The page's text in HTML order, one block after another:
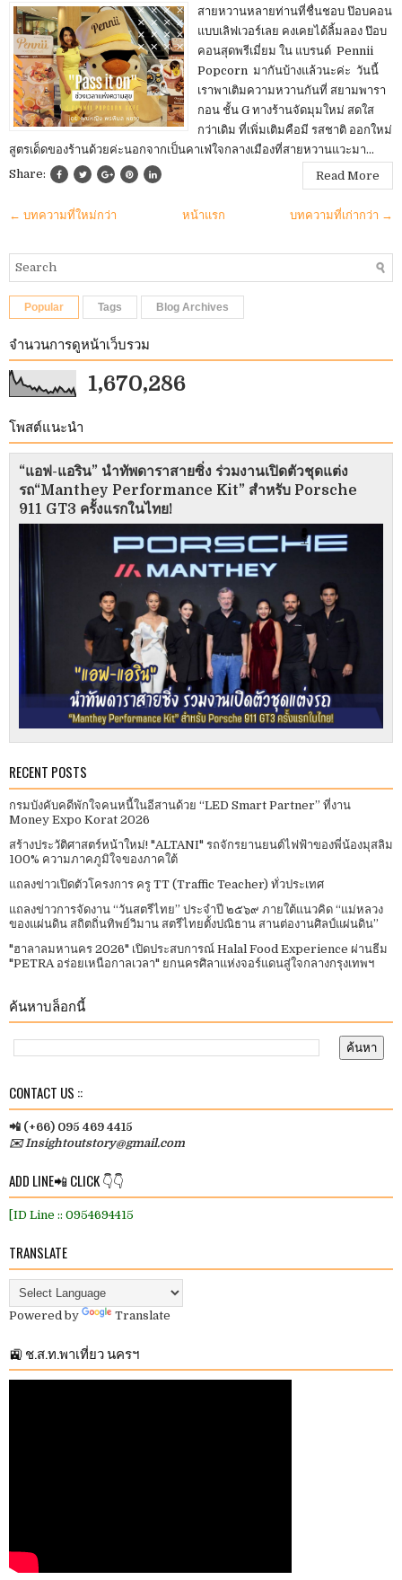
สายหวานหลายท่านที่ชื่นชอบ ป๊อบคอน
แบบเลิฟเวอร์เลย คงเคยได้ลิ้มลอง ป๊อบ
คอนสุดพรีเมี่ยม ใน แบรนด์ Pennii
Popcorn มากันบ้างแล้วนะค่ะ วันนี้
เราพาเติมความหวานกันที่ สยามพารา
กอน ชั้น G ทางร้านจัดมุมใหม่ สดใส
กว่าเดิม ที่เพิ่มเติมคือมี รสชาติ ออกใหม่
สูตรเด็ดของร้านด้วยค่ะนอกจากเป็นคาเฟ่ใจกลางเมืองที่สายหวานแวะมา...
Share:
Read More
← บทความที่ใหม่กว่า บทความที่เก่ากว่า →
หน้าแรก
Popular Tags Blog Archives
จำนวนการดูหน้าเว็บรวม
1,670,286
โพสต์แนะนำ
“แอฟ-แอริน” นำทัพดาราสายซิ่ง ร่วมงานเปิดตัวชุดแต่ง
รถ“Manthey Performance Kit” สำหรับ Porsche
911 GT3 ครั้งแรกในไทย!
RECENT POSTS
กรมบังคับคดีพักใจคนหนี้ในอีสานด้วย “LED Smart Partner” ที่งาน
Money Expo Korat 2026
สร้างประวัติศาสตร์หน้าใหม่! "ALTANI" รถจักรยานยนต์ไฟฟ้าของพี่น้องมุสลิม
100% ความภาคภูมิใจของภาคใต้
แถลงข่าวเปิดตัวโครงการ ครู TT (Traffic Teacher) ทั่วประเทศ​
แถลงข่าวการจัดงาน “วันสตรีไทย” ประจําปี ๒๕๖๙ ภายใต้แนวคิด “แม่หลวง
ของแผ่นดิน สถิตถิ่นทิพย์วิมาน สตรีไทยตั้งปณิธาน สานต่องานศิลป์แผ่นดิน”
"ฮาลาลมหานคร 2026" เปิดประสบการณ์ Halal Food Experience ผ่านธีม
"PETRA อร่อยเหนือกาลเวลา" ยกนครศิลาแห่งจอร์แดนสู่ใจกลางกรุงเทพฯ
ค้นหาบล็อกนี้
CONTACT US ::
📲 (+66) 095 469 4415
✉️ Insightoutstory@gmail.com
ADD LINE📲 CLICK 👇👇
[ID Line :: 0954694415
TRANSLATE
Powered by Translate
🚉 ช.ส.ท.พาเที่ยว นครฯ